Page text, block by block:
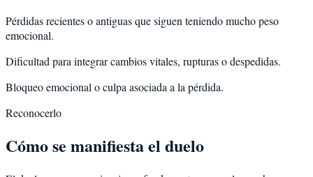
Pérdidas recientes o antiguas que siguen teniendo mucho peso
emocional.
Dificultad para integrar cambios vitales, rupturas o despedidas.
Bloqueo emocional o culpa asociada a la pérdida.
Reconocerlo
Cómo se manifiesta el duelo